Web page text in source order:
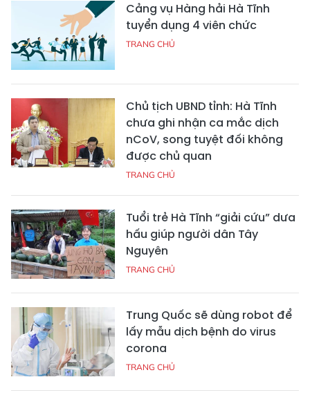
Cảng vụ Hàng hải Hà Tĩnh
tuyển dụng 4 viên chức
TRANG CHỦ
Chủ tịch UBND tỉnh: Hà Tĩnh
chưa ghi nhận ca mắc dịch
nCoV, song tuyệt đối không
được chủ quan
TRANG CHỦ
Tuổi trẻ Hà Tĩnh “giải cứu” dưa
hấu giúp người dân Tây
Nguyên
TRANG CHỦ
Trung Quốc sẽ dùng robot để
lấy mẫu dịch bệnh do virus
corona
TRANG CHỦ